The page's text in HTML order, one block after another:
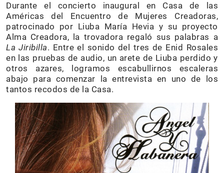
Durante el concierto inaugural en Casa de las
Américas del Encuentro de Mujeres Creadoras,
patrocinado por Liuba María Hevia y su proyecto
Alma Creadora, la trovadora regaló sus palabras a
La Jiribilla. Entre el sonido del tres de Enid Rosales
en las pruebas de audio, un arete de Liuba perdido y
otros azares, logramos escabullirnos escaleras
abajo para comenzar la entrevista en uno de los
tantos recodos de la Casa.